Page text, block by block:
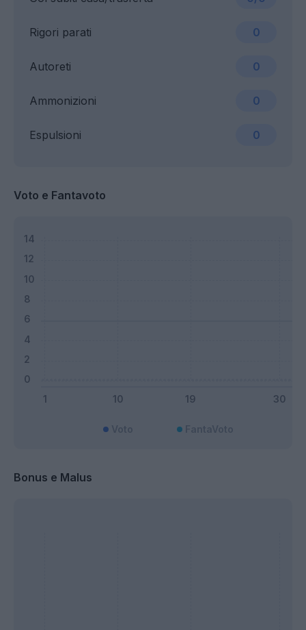
Ammonizioni 0
Rigori parati 0
Espulsioni 0
Autoreti 0
Voto e Fantavoto
Bonus e Malus